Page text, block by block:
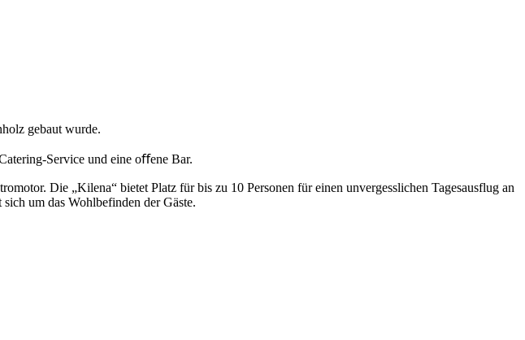
gebaut wurde.
Service und eine oﬀene Bar.
Die „Kilena“ bietet Platz für bis zu 10 Personen für einen unvergesslichen Tagesausflug an
um das Wohlbefinden der Gäste.